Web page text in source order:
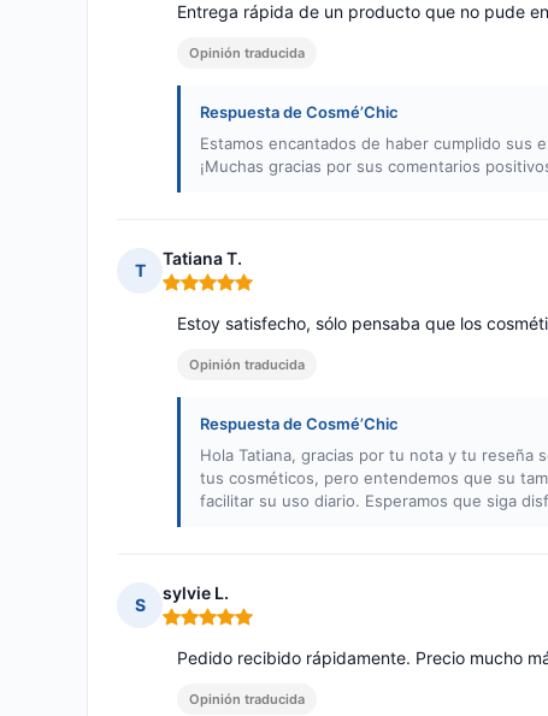
Entrega rápida de un producto que no pude
Opinión traducida
Respuesta de Cosmé’Chic
Estamos encantados de haber cumplido sus
¡Muchas gracias por sus comentarios
T
Tatiana T.
Nota: 5 de 5
Estoy satisfecho, sólo pensaba que los
Opinión traducida
Respuesta de Cosmé’Chic
Hola Tatiana, gracias por tu nota y tu reseña
tus cosméticos, pero entendemos que su
facilitar su uso diario. Esperamos que siga
S
sylvie L.
Nota: 5 de 5
Pedido recibido rápidamente. Precio mucho
Opinión traducida